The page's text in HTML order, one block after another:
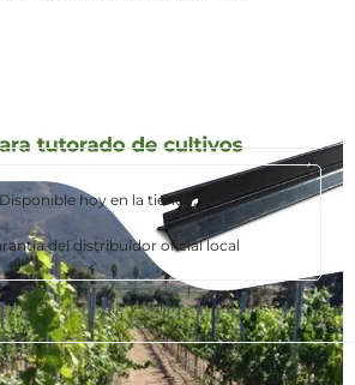
hoy en la tienda.
del distribuidor oficial local